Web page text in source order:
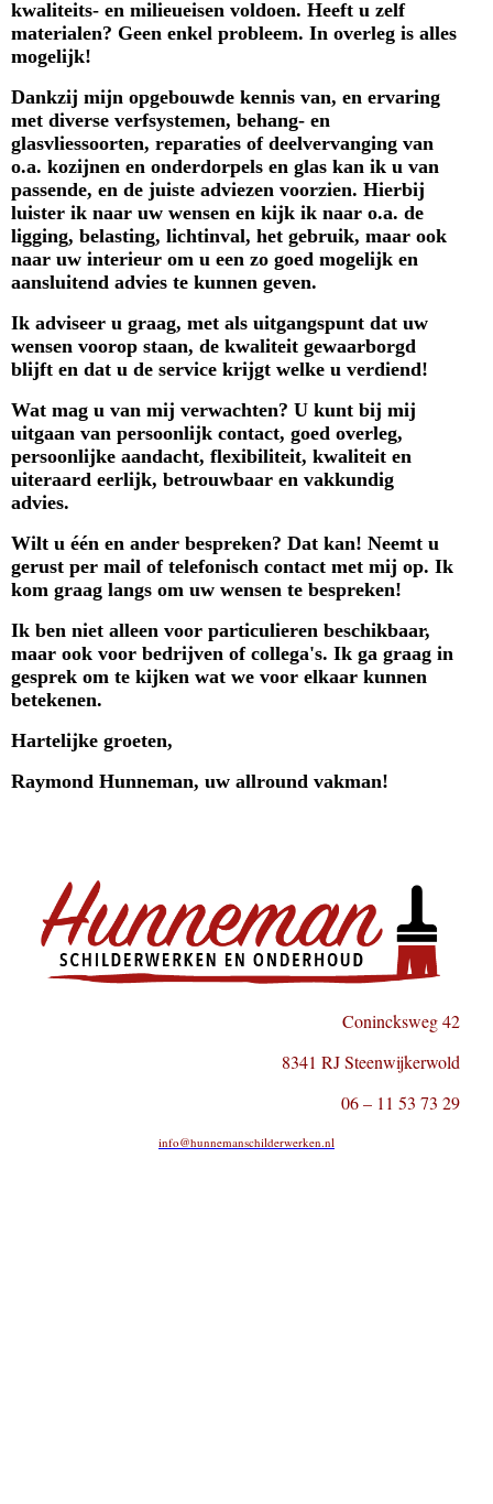
kwaliteits- en milieueisen voldoen. Heeft u zelf
materialen? Geen enkel probleem. In overleg is alles
mogelijk!
Dankzij mijn opgebouwde kennis van, en ervaring
met diverse verfsystemen, behang- en
glasvliessoorten, reparaties of deelvervanging van
o.a. kozijnen en onderdorpels en glas kan ik u van
passende, en de juiste adviezen voorzien. Hierbij
luister ik naar uw wensen en kijk ik naar o.a. de
ligging, belasting, lichtinval, het gebruik, maar ook
naar uw interieur om u een zo goed mogelijk en
aansluitend advies te kunnen geven.
Ik adviseer u graag, met als uitgangspunt dat uw
wensen voorop staan, de kwaliteit gewaarborgd
blijft en dat u de service krijgt welke u verdiend!
Wat mag u van mij verwachten? U kunt bij mij
uitgaan van persoonlijk contact, goed overleg,
persoonlijke aandacht, flexibiliteit, kwaliteit en
uiteraard eerlijk, betrouwbaar en vakkundig
advies.
Wilt u één en ander bespreken? Dat kan! Neemt u
gerust per mail of telefonisch contact met mij op. Ik
kom graag langs om uw wensen te bespreken!
Ik ben niet alleen voor particulieren beschikbaar,
maar ook voor bedrijven of collega's. Ik ga graag in
gesprek om te kijken wat we voor elkaar kunnen
betekenen.
Hartelijke groeten,
Raymond Hunneman, uw allround vakman!
Conincksweg 42
8341 RJ Steenwijkerwold
06 – 11 53 73 29
info@hunnemanschilderwerken.nl